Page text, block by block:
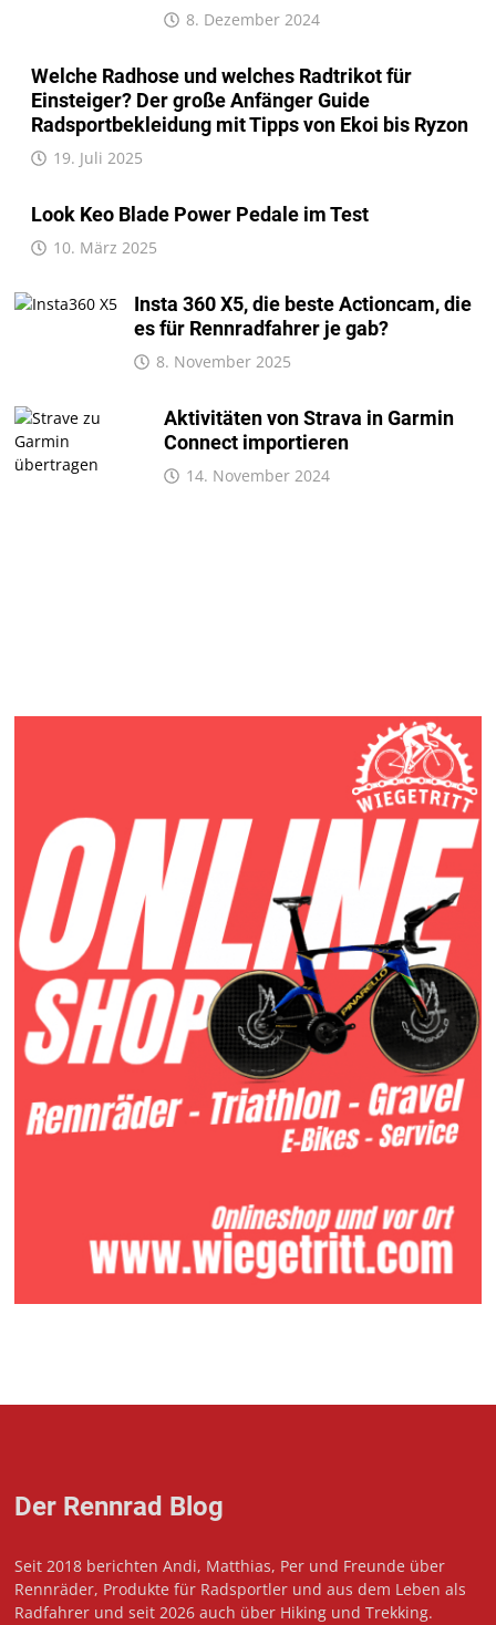
8. Dezember 2024
Welche Radhose und welches Radtrikot für
Einsteiger? Der große Anfänger Guide
Radsportbekleidung mit Tipps von Ekoi bis Ryzon
19. Juli 2025
Look Keo Blade Power Pedale im Test
10. März 2025
Insta 360 X5, die beste Actioncam, die
es für Rennradfahrer je gab?
8. November 2025
Aktivitäten von Strava in Garmin
Connect importieren
14. November 2024
Der Rennrad Blog
Seit 2018 berichten Andi, Matthias, Per und Freunde über
Rennräder, Produkte für Radsportler und aus dem Leben als
Radfahrer und seit 2026 auch über Hiking und Trekking.